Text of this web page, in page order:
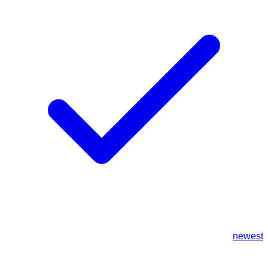
newest